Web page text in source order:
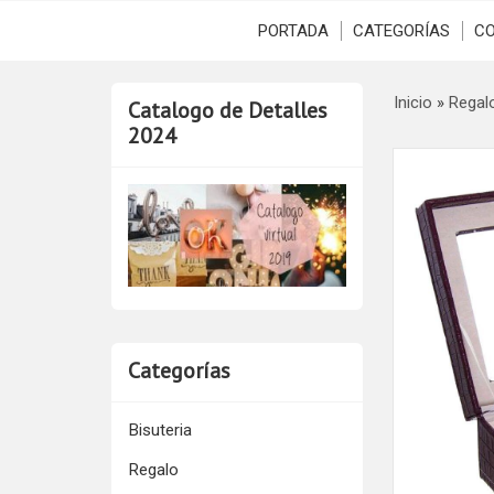
PORTADA CATEGORÍAS
Catalogo de Detalles
2024
Categorías
Bisuteria
Regalo
Inicio »